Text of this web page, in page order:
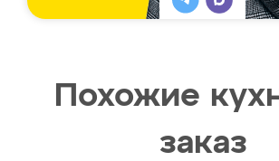
Похожие
заказ